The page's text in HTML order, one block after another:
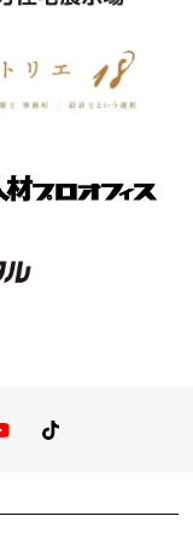
You TubeTikTok